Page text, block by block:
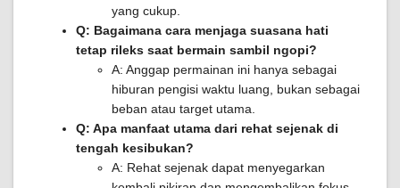
yang cukup.
Q: Bagaimana cara menjaga suasana hati
tetap rileks saat bermain sambil ngopi?
A: Anggap permainan ini hanya sebagai
hiburan pengisi waktu luang, bukan sebagai
beban atau target utama.
Q: Apa manfaat utama dari rehat sejenak di
tengah kesibukan?
A: Rehat sejenak dapat menyegarkan